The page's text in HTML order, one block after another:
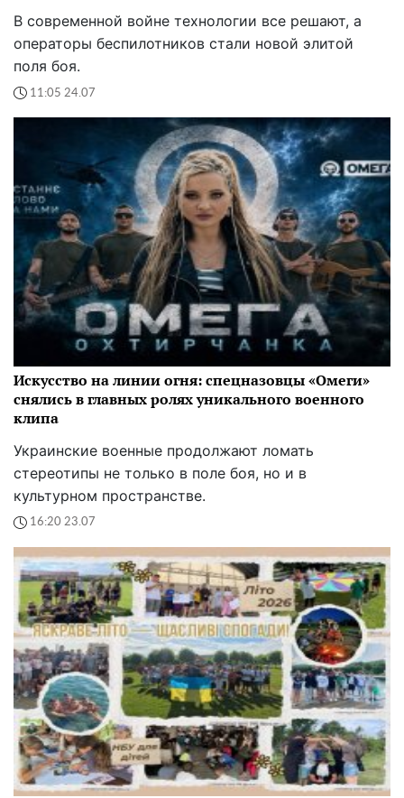
В современной войне технологии все решают, а
операторы беспилотников стали новой элитой
поля боя.
11:05 24.07
Искусство на линии огня: спецназовцы «Омеги»
снялись в главных ролях уникального военного
клипа
Украинские военные продолжают ломать
стереотипы не только в поле боя, но и в
культурном пространстве.
16:20 23.07